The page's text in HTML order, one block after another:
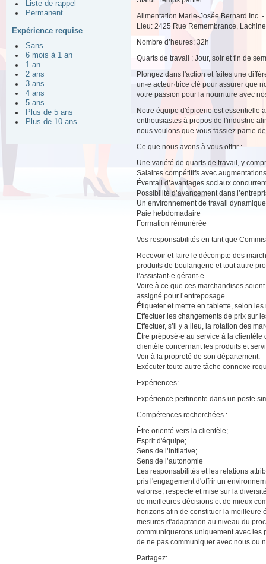
Liste de rappel
Permanent
Expérience requise
Sans
6 mois à 1 an
1 an
2 ans
3 ans
4 ans
5 ans
Plus de 5 ans
Plus de 10 ans
Alimentation Marie-Josée Bernard Inc.
Lieu: 2425 Rue Remembrance,
Nombre d’heures: 32h
Quarts de travail : Jour, soir et fin de
Plongez dans l'action et faites une
un·e acteur·trice clé pour assurer que
votre passion pour la nourriture avec
Notre équipe d'épicerie est essentielle
enthousiastes à propos de l'industrie
nous voulons que vous fassiez partie
Ce que nous avons à vous offrir :
Une variété de quarts de travail, y
Salaires compétitifs avec
Éventail d’avantages sociaux
Possibilité d’avancement dans
Un environnement de travail
Paie hebdomadaire
Formation rémunérée
Vos responsabilités en tant que
Recevoir et faire le décompte des
produits de boulangerie et tout autre
l’assistant·e gérant·e.
Voire à ce que ces marchandises
assigné pour l’entreposage.
Étiqueter et mettre en tablette, selon
Effectuer les changements de prix sur
Effectuer, s’il y a lieu, la rotation des
Être préposé·e au service à la
clientèle concernant les produits et
Voir à la propreté de son département.
Exécuter toute autre tâche connexe
Expériences:
Expérience pertinente dans un poste
Compétences recherchées :
Être orienté vers la clientèle;
Esprit d'équipe;
Sens de l’initiative;
Sens de l’autonomie
Les responsabilités et les relations
pris l'engagement d'offrir un
valorise, respecte et mise sur la
de meilleures décisions et de mieux
horizons afin de constituer la meilleure
mesures d'adaptation au niveau du
communiquerons uniquement avec les
de ne pas communiquer avec nous ou
Partagez: